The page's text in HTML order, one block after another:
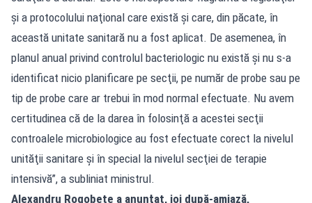
şi a protocolului naţional care există şi care, din păcate, în
această unitate sanitară nu a fost aplicat. De asemenea, în
planul anual privind controlul bacteriologic nu există şi nu s-a
identificat nicio planificare pe secţii, pe număr de probe sau pe
tip de probe care ar trebui în mod normal efectuate. Nu avem
certitudinea că de la darea în folosinţă a acestei secţii
controalele microbiologice au fost efectuate corect la nivelul
unităţii sanitare şi în special la nivelul secţiei de terapie
intensivă”, a subliniat ministrul.
Alexandru Rogobete a anunţat, joi după-amiază,